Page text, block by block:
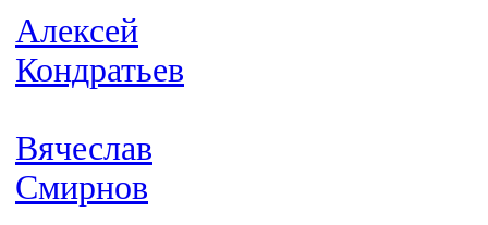
Алексей
Кондратьев
Вячеслав
Смирнов